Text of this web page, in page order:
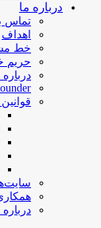
درباره ما
تماس
اهداف
خط